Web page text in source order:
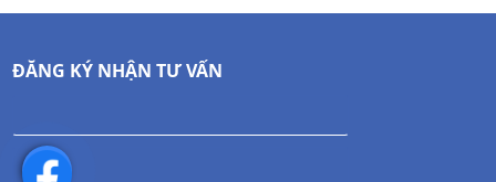
ĐĂNG KÝ NHẬN TƯ VẤN